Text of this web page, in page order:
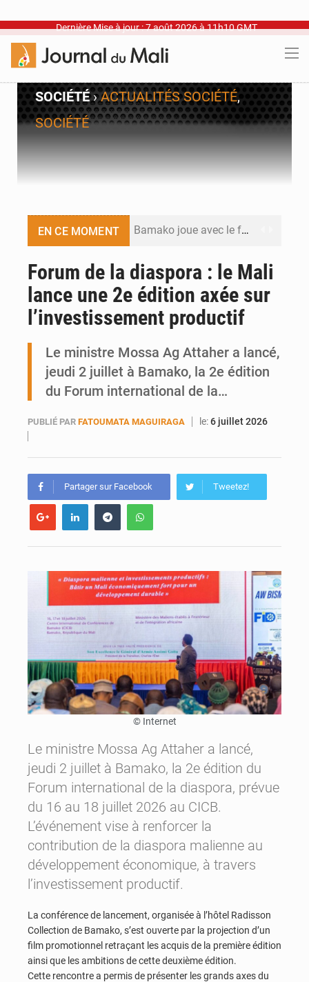
Dernière Mise à jour : 7 août 2026 à 11h10 GMT
SOCIÉTÉ›ACTUALITÉS SOCIÉTÉ,
SOCIÉTÉ
EN CE MOMENT Bamako joue avec le feu
Dr Abdrahamane Tamboura, économiste
Ports ouest-africains : la bataille du fret sahélien
AfroBasket U18 : Le Mali défend sa double couronne à Abidjan
Forum de la diaspora : le Mali
lance une 2e édition axée sur
l’investissement productif
Le ministre Mossa Ag Attaher a lancé,
jeudi 2 juillet à Bamako, la 2e édition
du Forum international de la…
PUBLIÉ PAR FATOUMATA MAGUIRAGA le:6 juillet 2026
Partager sur Facebook Tweetez!
© Internet
Le ministre Mossa Ag Attaher a lancé,
jeudi 2 juillet à Bamako, la 2e édition du
Forum international de la diaspora, prévue
du 16 au 18 juillet 2026 au CICB.
L’événement vise à renforcer la
contribution de la diaspora malienne au
développement économique, à travers
l’investissement productif.
La conférence de lancement, organisée à l’hôtel Radisson
Collection de Bamako, s’est ouverte par la projection d’un
film promotionnel retraçant les acquis de la première édition
ainsi que les ambitions de cette deuxième édition.
Cette rencontre a permis de présenter les grands axes du